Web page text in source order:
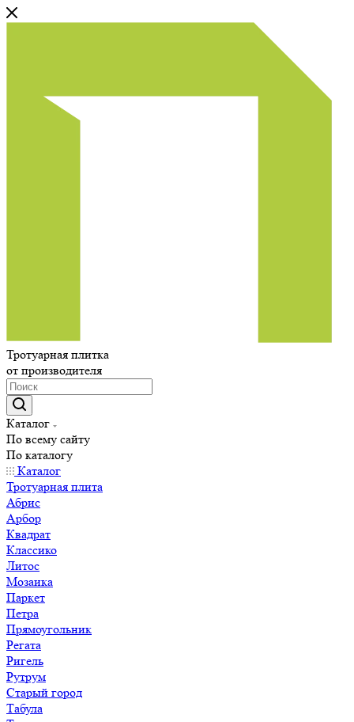
Тротуарная плитка
от производителя
Каталог
По всему сайту
По каталогу
Каталог
Тротуарная плита
Абрис
Арбор
Квадрат
Классико
Литос
Мозаика
Паркет
Петра
Прямоугольник
Регата
Ригель
Рутрум
Старый город
Табула